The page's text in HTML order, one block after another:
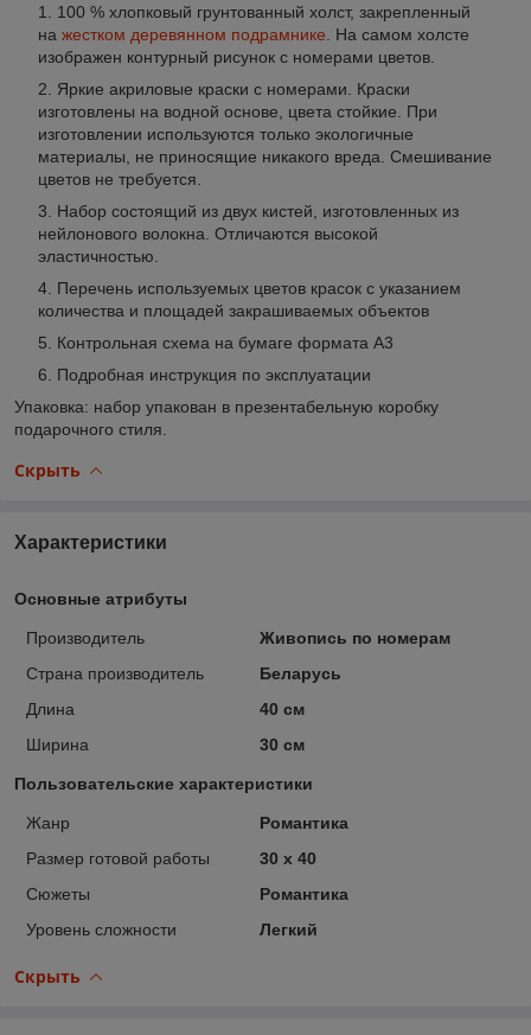
100 % хлопковый грунтованный холст, закрепленный
на жестком деревянном подрамнике . На самом холсте
изображен контурный рисунок с номерами цветов.
Яркие акриловые краски с номерами. Краски
изготовлены на водной основе, цвета стойкие. При
изготовлении используются только экологичные
материалы, не приносящие никакого вреда. Смешивание
цветов не требуется.
Набор состоящий из двух кистей, изготовленных из
нейлонового волокна. Отличаются высокой
эластичностью.
Перечень используемых цветов красок с указанием
количества и площадей закрашиваемых объектов
Контрольная схема на бумаге формата А3
Подробная инструкция по эксплуатации
Упаковка: набор упакован в презентабельную коробку
подарочного стиля.
Скрыть
Характеристики
Основные атрибуты
Производитель
Живопись по номерам
Страна производитель
Беларусь
Длина
40 см
Ширина
30 см
Пользовательские характеристики
Жанр
Романтика
Размер готовой работы
30 x 40
Сюжеты
Романтика
Уровень сложности
Легкий
Скрыть